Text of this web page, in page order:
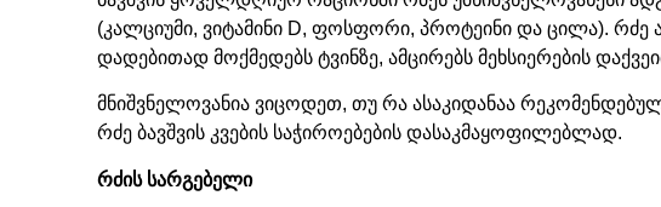
(კალციუმი, ვიტამინი D, ფოსფორი, პროტეინი და ცილა). რძე
დადებითად მოქმედებს ტვინზე, ამცირებს მეხსიერების
მნიშვნელოვანია ვიცოდეთ, თუ რა ასაკიდანაა
რძე ბავშვის კვების საჭიროებების დასაკმაყოფილებლად.
რძის სარგებელი